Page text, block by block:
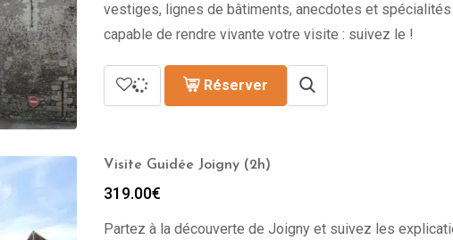
vestiges, lignes de bâtiments, anecdotes et
capable de rendre vivante votre visite : suivez le !
Réserver
Visite Guidée Joigny (2h)
319.00€
Partez à la découverte de Joigny et suivez les